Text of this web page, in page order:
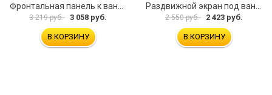
3 219 руб. 3 058 руб.
В КОРЗИНУ
2 550 руб. 2 423 руб.
В КОРЗИНУ